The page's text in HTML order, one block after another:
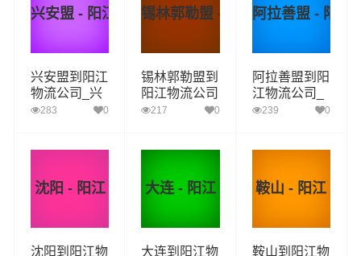
兴安盟 - 阳江
兴安盟到阳江
物流公司_兴
安盟到阳江货
283 0
锡林郭勒盟 - 阳江
锡林郭勒盟到
阳江物流公司
_锡林郭勒盟
217 0
阿拉善盟 - 阳江
阿拉善盟到阳
江物流公司_
阿拉善盟到阳
239 0
沈阳 - 阳江
沈阳到阳江物
大连 - 阳江
大连到阳江物
鞍山 - 阳江
鞍山到阳江物